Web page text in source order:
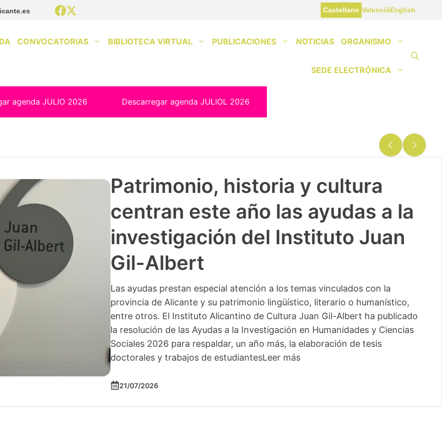
Castellano ValenciàEnglish
CONVOCATORIAS BIBLIOTECA VIRTUAL PUBLICACIONES NOTICIAS ORGANISMO
SEDE ELECTRÓNICA
agenda JULIO 2026 Descarregar agenda JULIOL 2026
Patrimonio, historia y cultura
centran este año las ayudas a la
investigación del Instituto Juan
Gil-Albert
Las ayudas prestan especial atención a los temas vinculados con la
provincia de Alicante y su patrimonio lingüístico, literario o humanístico,
entre otros. El Instituto Alicantino de Cultura Juan Gil-Albert ha publicado
la resolución de las Ayudas a la Investigación en Humanidades y Ciencias
Sociales 2026 para respaldar, un año más, la elaboración de tesis
doctorales y trabajos de estudiantesLeer más
21/07/2026